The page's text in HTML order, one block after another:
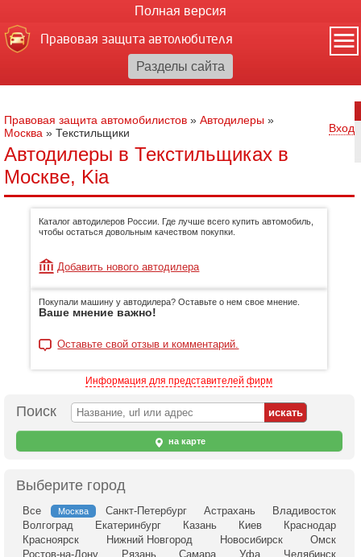
Полная версия
Правовая защита автолюбителя
Правовая защита автомобилистов » Автодилеры »
Москва » Текстильщики Вход
Автодилеры в Текстильщиках в
Москве, Kia
Каталог автодилеров России. Где лучше всего купить автомобиль,
чтобы остаться довольным качеством покупки.
Добавить нового автодилера
Покупали машину у автодилера? Оставьте о нем свое мнение.
Ваше мнение важно!
Оставьте свой отзыв и комментарий.
Информация для представителей фирм
Поиск
на карте
Выберите город
Все Москва Санкт-Петербург Астрахань
Владивосток
Волгоград
Екатеринбург Казань Киев
Краснодар
Красноярск
Нижний Новгород Новосибирск
Омск
Ростов-на-Дону
Рязань Самара Уфа
Челябинск